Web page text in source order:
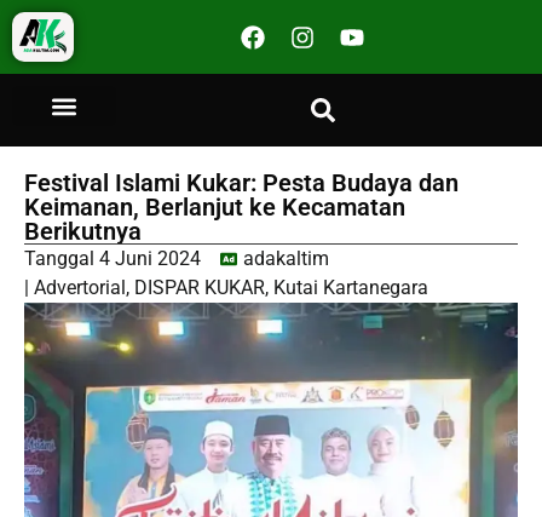
Festival Islami Kukar: Pesta Budaya dan
Keimanan, Berlanjut ke Kecamatan
Berikutnya
Tanggal 4 Juni 2024
adakaltim
Advertorial , DISPAR KUKAR, Kutai Kartanegara